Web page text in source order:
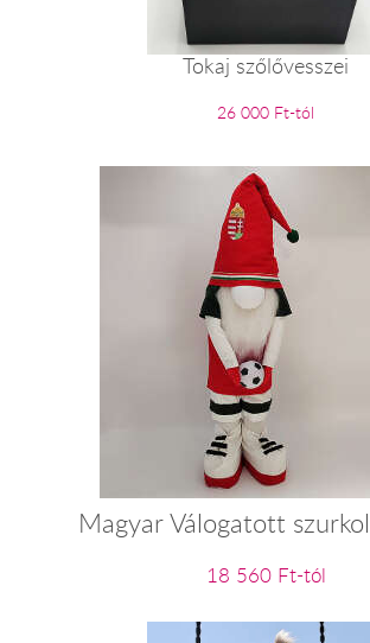
Tokaj szőlővesszei
26 000 Ft-tól
Magyar Válogatott
18 560 Ft-tól